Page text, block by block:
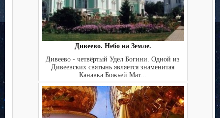
Дивеево. Небо на Земле.
Дивеево - четвёртый Удел Богини. Одной из
Дивеевских святынь является знаменитая
Канавка Божьей Мат...